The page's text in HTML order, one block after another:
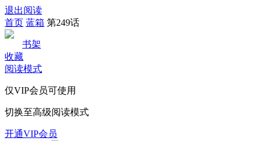
退出阅读
首页 蓝箱 第249话
书架
收藏
阅读模式
仅VIP会员可使用
切换至高级阅读模式
开通VIP会员